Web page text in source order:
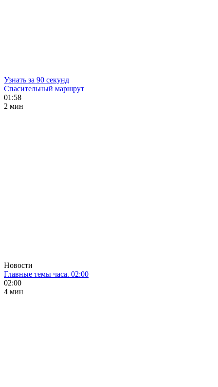
Узнать за 90 секунд
Спасительный маршрут
01:58
2 мин
Новости
Главные темы часа. 02:00
02:00
4 мин